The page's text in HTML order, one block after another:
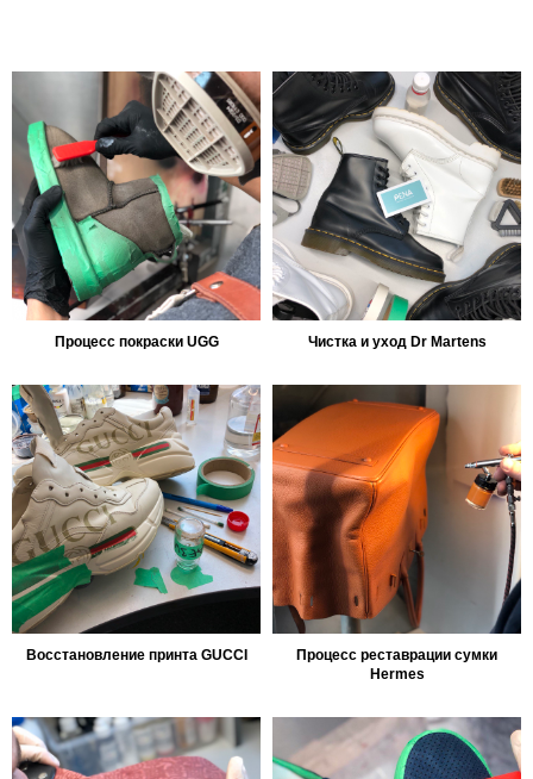
Процесс покраски UGG Чистка и уход Dr Martens
Восстановление принта GUCCI
Процесс реставрации сумки
Hermes